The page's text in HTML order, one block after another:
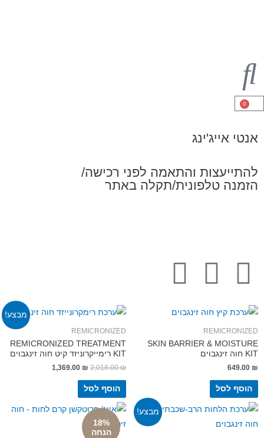
אייג'ינג
והתאמה לפני רכישה/
טלפונית/תקלה באתר
SKIN BARRIER &
לסל
מבצע!
REMICRONIZED
REMICRONIZED TREATMENT
2,018.00
1,369.00₪
הוסף לסל
מבצע!
18%
הנחה